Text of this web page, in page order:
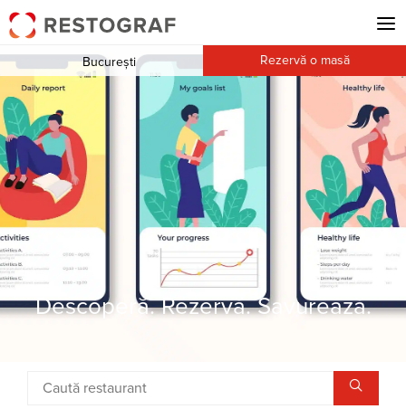
Descoperă. Rezervă. Savurează.
București Rezervă o masă